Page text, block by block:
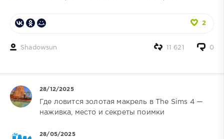
2
Shadowsun 0
11 621
28/12/2025
Где ловится золотая макрель в The Sims 4 —
наживка, место и секреты поимки
28/05/2025